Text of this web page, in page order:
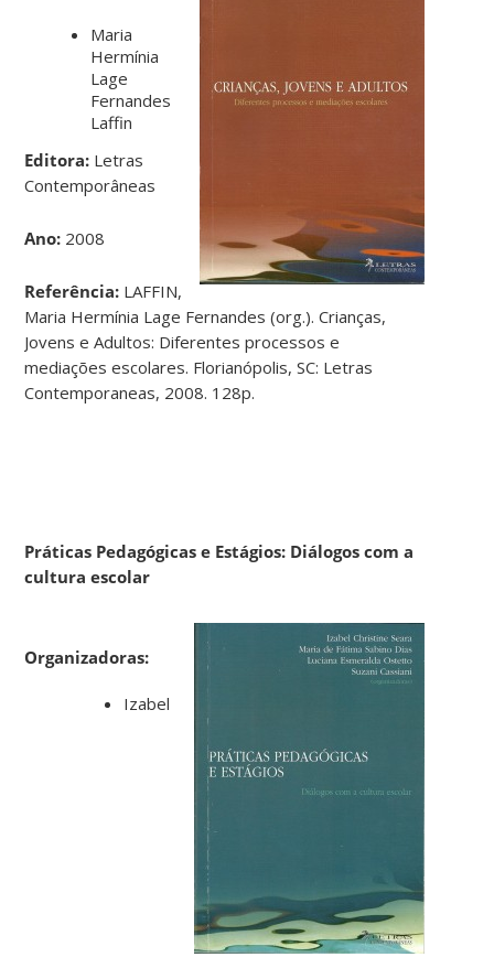
Maria
Hermínia
Lage
Fernandes
Laffin
Editora: Letras
Contemporâneas
Ano: 2008
Referência: LAFFIN,
Maria Hermínia Lage Fernandes (org.). Crianças,
Jovens e Adultos: Diferentes processos e
mediações escolares. Florianópolis, SC: Letras
Contemporaneas, 2008. 128p.
Práticas Pedagógicas e Estágios: Diálogos com a
cultura escolar
Organizadoras:
Izabel